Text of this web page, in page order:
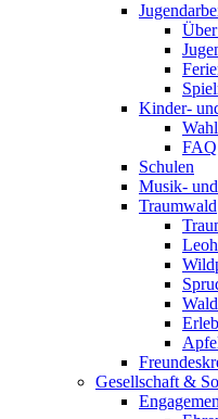
Kinder-
FAQ
Schulen
Musik-
Traumwald
Gesellschaft &